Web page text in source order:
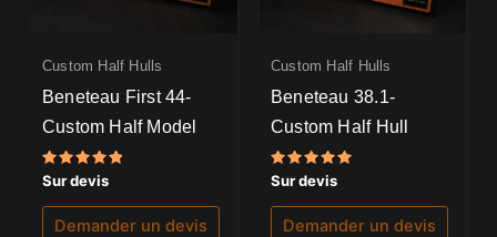
Custom Half Hulls
Beneteau First 44-
Custom Half Model
Note
5.00
sur 5
Sur devis
Demander un devis
Custom Half Hulls
Beneteau 38.1-
Custom Half Hull
Note
5.00
sur 5
Sur devis
Demander un devis